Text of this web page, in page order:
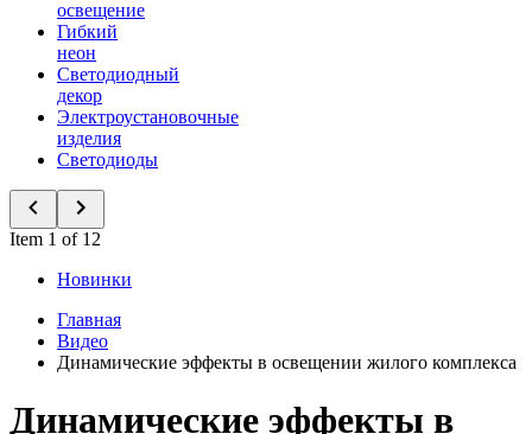
освещение
Гибкий
неон
Светодиодный
декор
Электроустановочные
изделия
Светодиоды
Item 1 of 12
Новинки
Главная
Видео
Динамические эффекты в освещении жилого комплекса
Динамические эффекты в